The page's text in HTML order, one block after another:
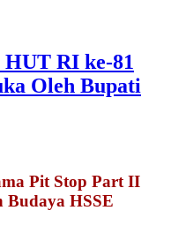
RI ke-81
Oleh Bupati
Pit Stop Part II
Budaya HSSE